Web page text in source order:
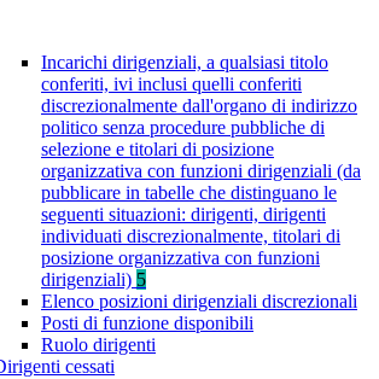
Incarichi dirigenziali, a qualsiasi titolo
conferiti, ivi inclusi quelli conferiti
discrezionalmente dall'organo di indirizzo
politico senza procedure pubbliche di
selezione e titolari di posizione
organizzativa con funzioni dirigenziali (da
pubblicare in tabelle che distinguano le
seguenti situazioni: dirigenti, dirigenti
individuati discrezionalmente, titolari di
posizione organizzativa con funzioni
dirigenziali) 5
Elenco posizioni dirigenziali discrezionali
Posti di funzione disponibili
Ruolo dirigenti
cessati